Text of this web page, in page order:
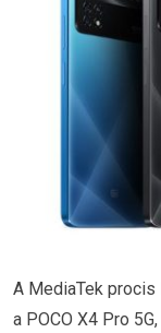
A MediaTek procis
a POCO X4 Pro